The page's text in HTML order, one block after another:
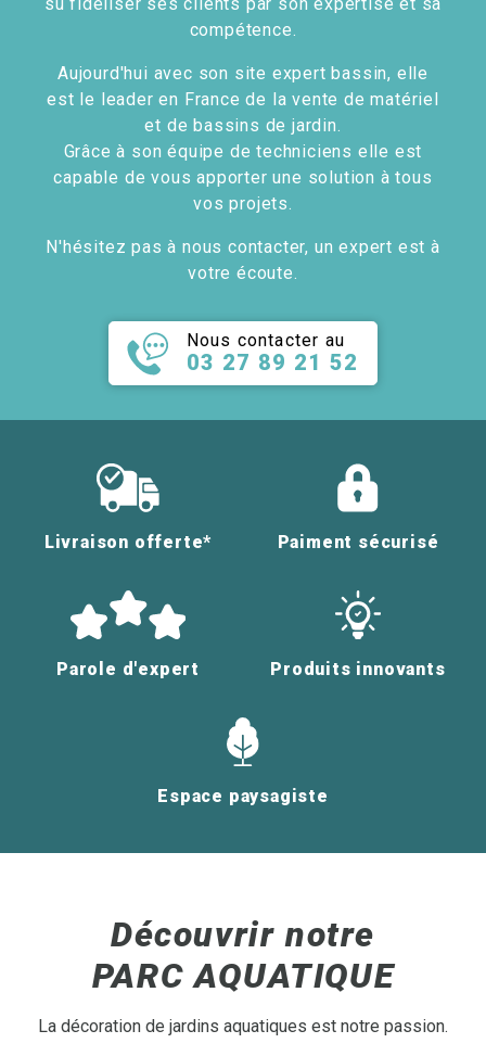
compétence.
Aujourd'hui avec son site expert bassin, elle
est le leader en France de la vente de matériel
et de bassins de jardin.
Grâce à son équipe de techniciens elle est
capable de vous apporter une solution à tous
vos projets.
N'hésitez pas à nous contacter, un expert est à
votre écoute.
Nous contacter au
03 27 89 21 52
Livraison offerte* Paiment sécurisé
Parole d'expert Produits innovants
Espace paysagiste
Découvrir notre
PARC AQUATIQUE
La décoration de jardins aquatiques est notre passion.